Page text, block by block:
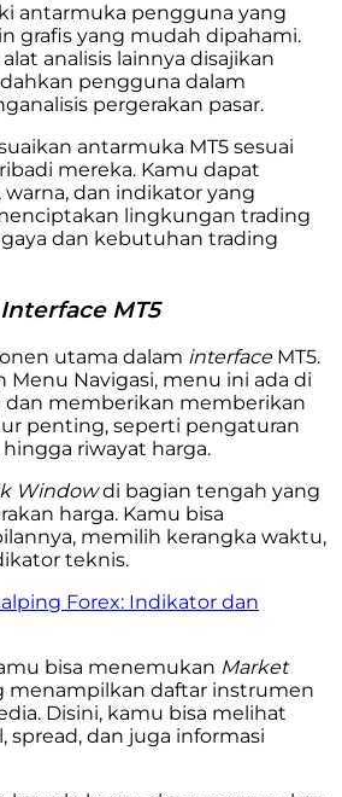
antarmuka pengguna yang
grafis yang mudah dipahami.
analisis lainnya disajikan
pengguna dalam
pergerakan pasar.
antarmuka MT5 sesuai
mereka. Kamu dapat
dan indikator yang
lingkungan trading
dan kebutuhan trading
MT5
utama dalam interfaceMT5.
Menu Navigasi, menu ini ada di
dan memberikan memberikan
penting, seperti pengaturan
riwayat harga.
Windowdi bagian tengah yang
harga. Kamu bisa
memilih kerangka waktu,
teknis.
Forex: Indikator dan
bisa menemukan Market
menampilkan daftar instrumen
Disini, kamu bisa melihat
spread, dan juga informasi